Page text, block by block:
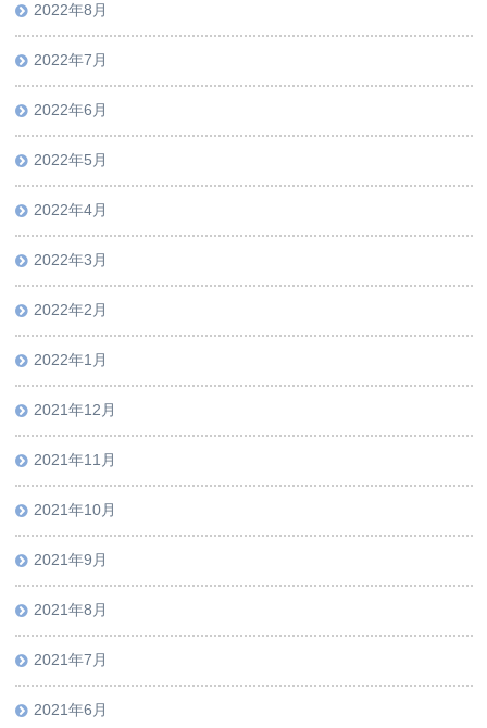
2022年8月
2022年7月
2022年6月
2022年5月
2022年4月
2022年3月
2022年2月
2022年1月
2021年12月
2021年11月
2021年10月
2021年9月
2021年8月
2021年7月
2021年6月